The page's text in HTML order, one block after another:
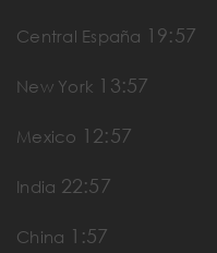
Central España 19:57
New York 13:57
Mexico 12:57
India 22:57
China 1:57